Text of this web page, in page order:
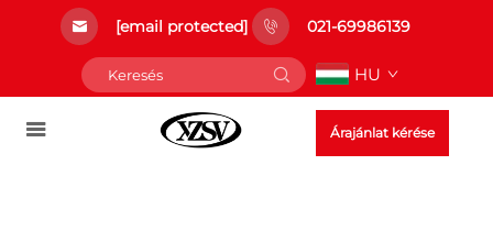
[email protected] 021-69986139
HU
Árajánlat kérése